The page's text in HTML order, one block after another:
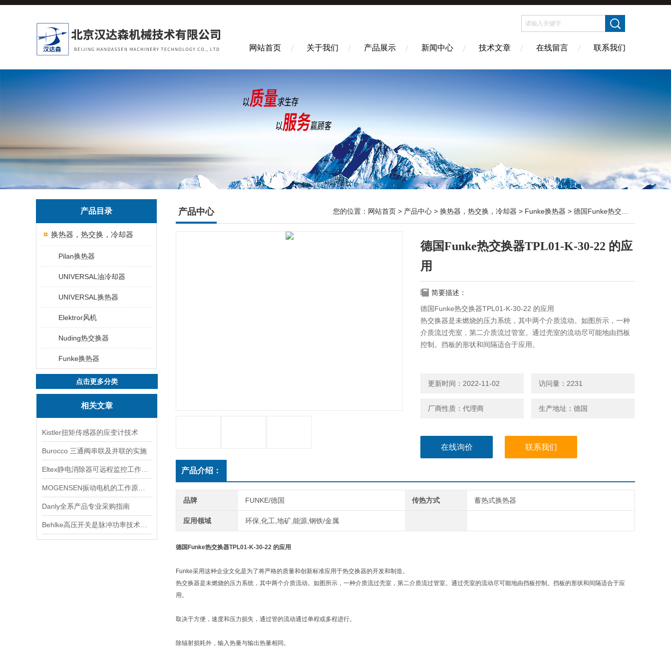
网站首页 关于我们 产品展示 新闻中心 技术文章 在线留言 联系我们
产品目录
换热器，热交换，冷却器
Pilan换热器
UNIVERSAL油冷却器
UNIVERSAL换热器
Elektror风机
Nuding热交换器
Funke换热器
点击更多分类
相关文章
Kistler扭矩传感器的应变计技术
Burocco 三通阀串联及并联的实施
Danly全系产品专业采购指南
产品中心 您的位置： 网站首页 > 产品中心 > 换热器，热交换，冷却器 > Funke换热器 > 德国Funke热交换器TPL01-K-30-22 的应用
德国Funke热交换器TPL01-K-30-22 的应
用
简要描述：
德国Funke热交换器TPL01-K-30-22 的应用
热交换器是未燃烧的压力系统，其中两个介质流动。如图所示，一种
介质流过壳室，第二介质流过管室。通过壳室的流动尽可能地由挡板
控制。挡板的形状和间隔适合于应用。
更新时间：2022-11-02 访问量：2231
厂商性质：代理商 生产地址：德国
在线询价 联系我们
产品介绍：
品牌 FUNKE/德国 传热方式 蓄热式换热器
应用领域 环保,化工,地矿,能源,钢铁/金属
德国Funke热交换器TPL01-K-30-22 的应用
Funke采用这种企业文化是为了将严格的质量和创新标准应用于热交换器的开发和制造。
热交换器是未燃烧的压力系统，其中两个介质流动。如图所示，一种介质流过壳室，第二介质流过管室。通过壳室的流动尽可能地由挡板控制。挡板的形状和间隔适合于应
用。
取决于方便，速度和压力损失，通过管的流动通过单程或多程进行。
除辐射损耗外，输入热量与输出热量相同。